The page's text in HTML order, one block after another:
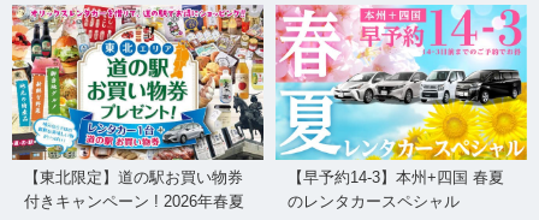
【東北限定】道の駅お買い物券
付きキャンペーン ! 2026年春夏
【早予約14-3】本州+四国 春夏
のレンタカースペシャル